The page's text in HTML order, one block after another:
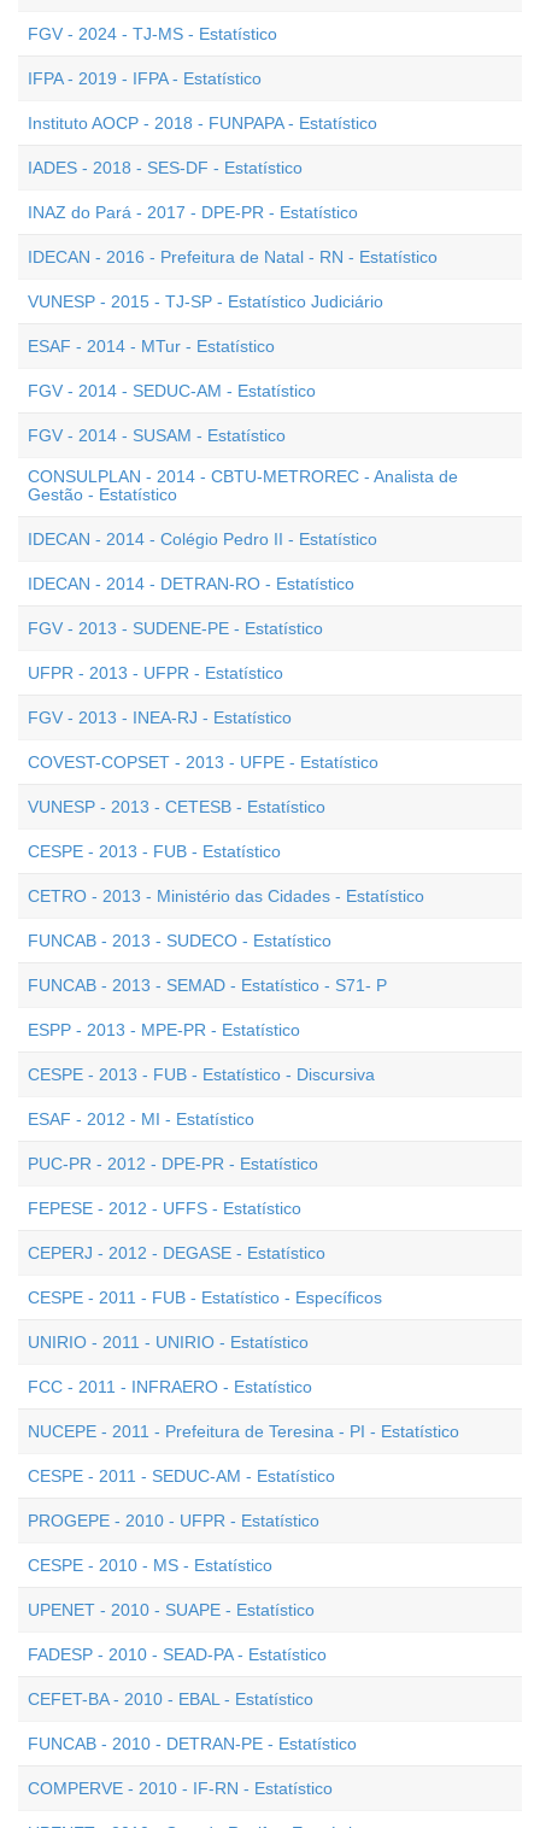
FGV - 2024 - TJ-MS - Estatístico
IFPA - 2019 - IFPA - Estatístico
Instituto AOCP - 2018 - FUNPAPA - Estatístico
IADES - 2018 - SES-DF - Estatístico
INAZ do Pará - 2017 - DPE-PR - Estatístico
IDECAN - 2016 - Prefeitura de Natal - RN - Estatístico
VUNESP - 2015 - TJ-SP - Estatístico Judiciário
ESAF - 2014 - MTur - Estatístico
FGV - 2014 - SEDUC-AM - Estatístico
FGV - 2014 - SUSAM - Estatístico
CONSULPLAN - 2014 - CBTU-METROREC - Analista de
Gestão - Estatístico
IDECAN - 2014 - Colégio Pedro II - Estatístico
IDECAN - 2014 - DETRAN-RO - Estatístico
FGV - 2013 - SUDENE-PE - Estatístico
UFPR - 2013 - UFPR - Estatístico
FGV - 2013 - INEA-RJ - Estatístico
COVEST-COPSET - 2013 - UFPE - Estatístico
VUNESP - 2013 - CETESB - Estatístico
CESPE - 2013 - FUB - Estatístico
CETRO - 2013 - Ministério das Cidades - Estatístico
FUNCAB - 2013 - SUDECO - Estatístico
FUNCAB - 2013 - SEMAD - Estatístico - S71- P
ESPP - 2013 - MPE-PR - Estatístico
CESPE - 2013 - FUB - Estatístico - Discursiva
ESAF - 2012 - MI - Estatístico
PUC-PR - 2012 - DPE-PR - Estatístico
FEPESE - 2012 - UFFS - Estatístico
CEPERJ - 2012 - DEGASE - Estatístico
CESPE - 2011 - FUB - Estatístico - Específicos
UNIRIO - 2011 - UNIRIO - Estatístico
FCC - 2011 - INFRAERO - Estatístico
NUCEPE - 2011 - Prefeitura de Teresina - PI - Estatístico
CESPE - 2011 - SEDUC-AM - Estatístico
PROGEPE - 2010 - UFPR - Estatístico
CESPE - 2010 - MS - Estatístico
UPENET - 2010 - SUAPE - Estatístico
FADESP - 2010 - SEAD-PA - Estatístico
CEFET-BA - 2010 - EBAL - Estatístico
FUNCAB - 2010 - DETRAN-PE - Estatístico
COMPERVE - 2010 - IF-RN - Estatístico